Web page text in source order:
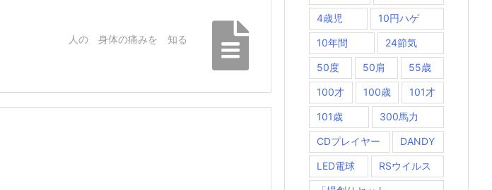
人の 身体の痛みを 知る
4歳児 10円ハゲ
10年間 24節気
50度 50肩 55歳
100才 100歳 101才
101歳 300馬力
CDプレイヤー DANDY
LED電球 RSウイルス